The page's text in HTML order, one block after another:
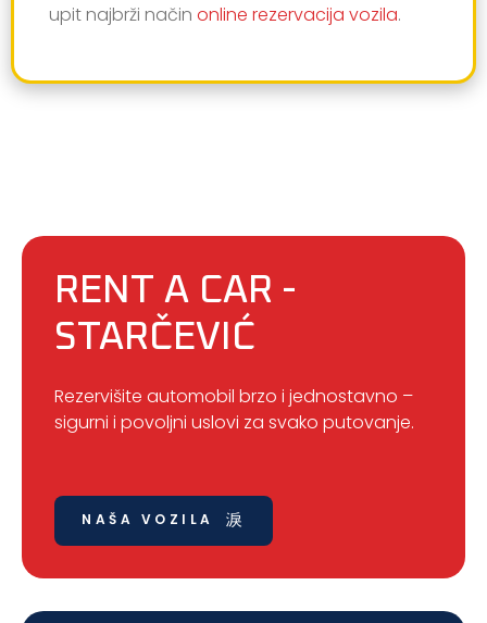
upit najbrži način online rezervacija vozila.
RENT A CAR -
STARČEVIĆ
Rezervišite automobil brzo i jednostavno –
sigurni i povoljni uslovi za svako putovanje.
NAŠA VOZILA